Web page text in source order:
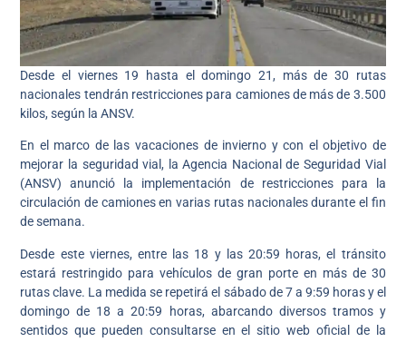
Desde el viernes 19 hasta el domingo 21, más de 30 rutas
nacionales tendrán restricciones para camiones de más de 3.500
kilos, según la ANSV.
En el marco de las vacaciones de invierno y con el objetivo de
mejorar la seguridad vial, la Agencia Nacional de Seguridad Vial
(ANSV) anunció la implementación de restricciones para la
circulación de camiones en varias rutas nacionales durante el fin
de semana.
Desde este viernes, entre las 18 y las 20:59 horas, el tránsito
estará restringido para vehículos de gran porte en más de 30
rutas clave. La medida se repetirá el sábado de 7 a 9:59 horas y el
domingo de 18 a 20:59 horas, abarcando diversos tramos y
sentidos que pueden consultarse en el sitio web oficial de la